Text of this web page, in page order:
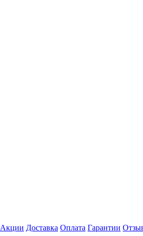
Акции Доставка Оплата Гарантии